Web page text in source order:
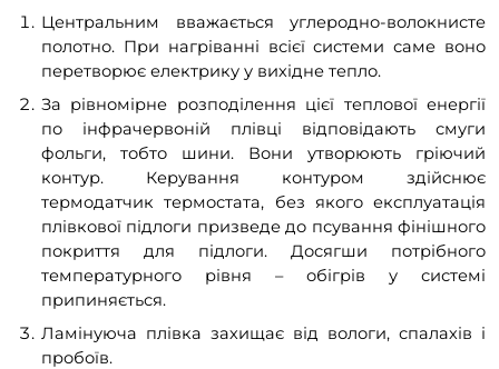
Центральним вважається углеродно-волокнисте
полотно. При нагріванні всієї системи саме воно
перетворює електрику у вихідне тепло.
За рівномірне розподілення цієї теплової енергії
по інфрачервоній плівці відповідають смуги
фольги, тобто шини. Вони утворюють гріючий
контур. Керування контуром здійснює
термодатчик термостата, без якого експлуатація
плівкової підлоги призведе до псування фінішного
покриття для підлоги. Досягши потрібного
температурного рівня – обігрів у системі
припиняється.
Ламінуюча плівка захищає від вологи, спалахів і
пробоїв.